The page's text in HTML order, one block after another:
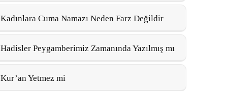
Kadınlara Cuma Namazı Neden Farz Değildir
Hadisler Peygamberimiz Zamanında Yazılmış mı
Kur’an Yetmez mi